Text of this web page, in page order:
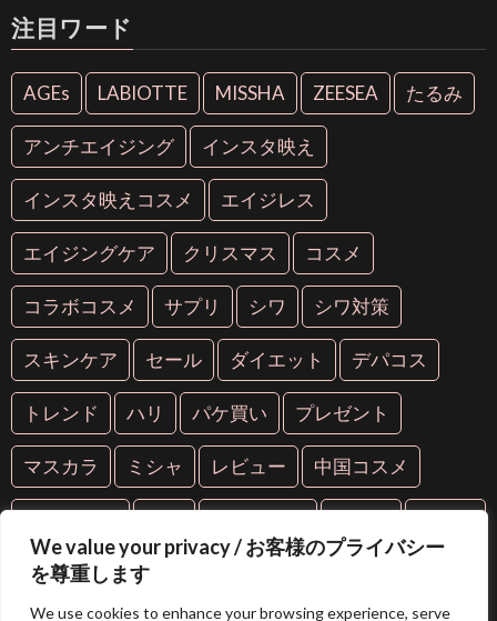
We value your privacy / お客様のプライバシー
を尊重します
We use cookies to enhance your browsing experience, serve
注目ワード
AGEs LABIOTTE MISSHA ZEESEA たるみ
アンチエイジング インスタ映え
インスタ映えコスメ エイジレス
エイジングケア クリスマス コスメ
コラボコスメ サプリ シワ シワ対策
スキンケア セール ダイエット デパコス
トレンド ハリ パケ買い プレゼント
マスカラ ミシャ レビュー 中国コスメ
抗糖化 抗老化